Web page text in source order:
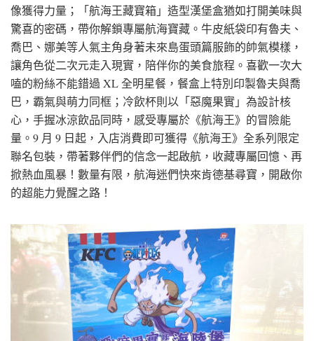
像獲得力量；「航海王藏寶箱」造型漢堡盒猶如打開美味與
驚喜的密碼，帶你解鎖專屬航海寶藏。牛皮紙袋印有魯夫、
喬巴、娜美等人氣主角身著未來島蛋頭篇服飾的帥氣模樣，
讓角色從二次元走入現實，陪伴你的美食旅程。喜歡一次大
嗑的粉絲不能錯過 XL 全明星餐，餐盒上特別印製魯夫與喬
巴，霸氣與萌力同框；冷飲杯則以「惡魔果實」為設計核
心，手握冰涼飲品同時，感受專屬於《航海王》的冒險能
量。9 月 9 日起，入店消費即可獲得《航海王》全系列限定
聯名包裝，帶著夥伴們的信念一起啟航，收藏專屬回憶、再
掀熱血風暴！數量有限，航海迷們快來肯德基尋寶，開啟你
的超能力覺醒之路！